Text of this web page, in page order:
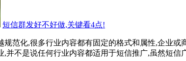
短信群发好不好做,关键看4点!
规范化,很多行业内容都有固定的格式和属性,企业
,并不是说任何行业内容都适用于短信推广,虽然短信